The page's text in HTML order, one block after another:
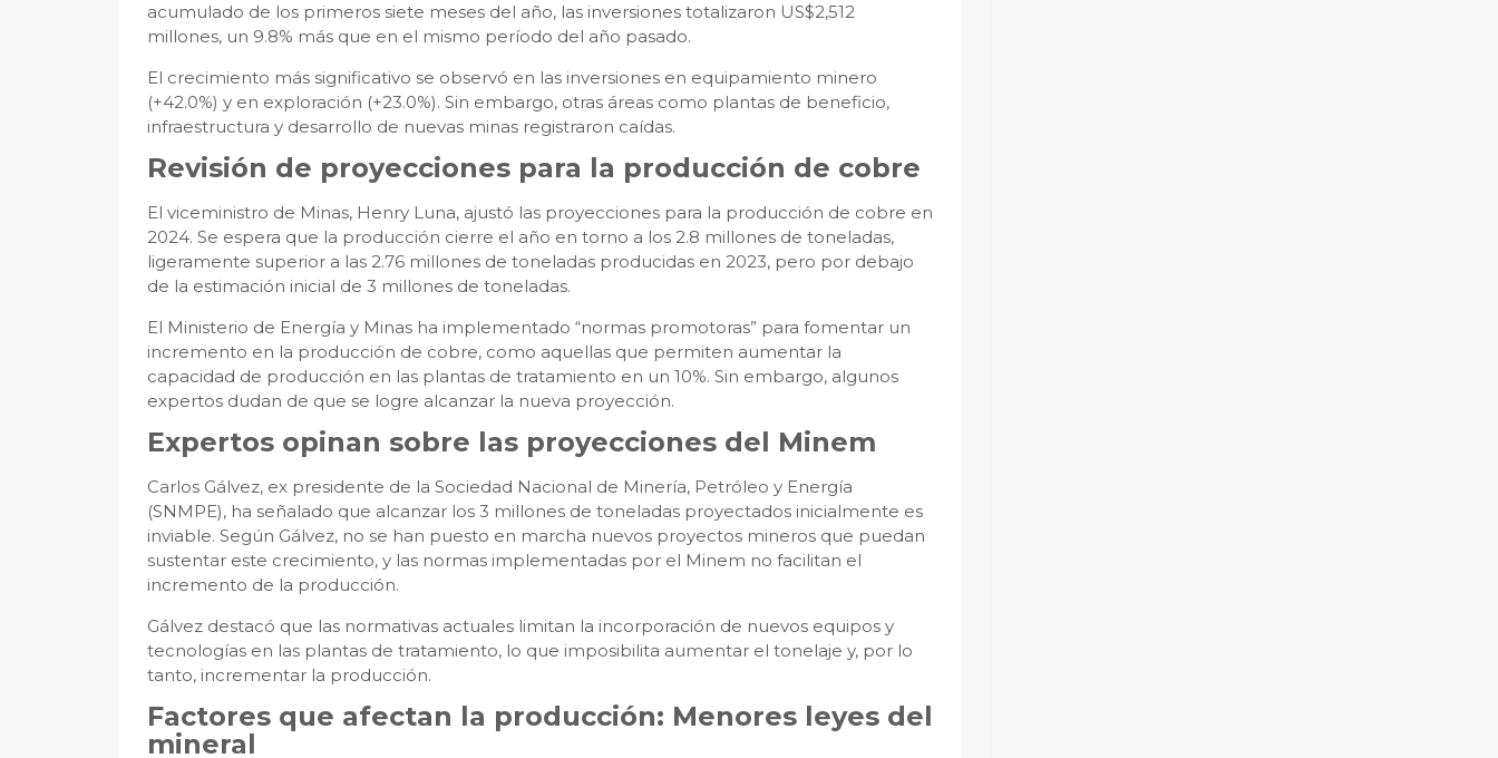
acumulado de los primeros siete meses del año, las inversiones totalizaron US$2,512
millones, un 9.8% más que en el mismo período del año pasado.
El crecimiento más significativo se observó en las inversiones en equipamiento minero
(+42.0%) y en exploración (+23.0%). Sin embargo, otras áreas como plantas de beneficio,
infraestructura y desarrollo de nuevas minas registraron caídas.
Revisión de proyecciones para la producción de cobre
El viceministro de Minas, Henry Luna, ajustó las proyecciones para la producción de cobre en
2024. Se espera que la producción cierre el año en torno a los 2.8 millones de toneladas,
ligeramente superior a las 2.76 millones de toneladas producidas en 2023, pero por debajo
de la estimación inicial de 3 millones de toneladas.
El Ministerio de Energía y Minas ha implementado “normas promotoras” para fomentar un
incremento en la producción de cobre, como aquellas que permiten aumentar la
capacidad de producción en las plantas de tratamiento en un 10%. Sin embargo, algunos
expertos dudan de que se logre alcanzar la nueva proyección.
Expertos opinan sobre las proyecciones del Minem
Carlos Gálvez, ex presidente de la Sociedad Nacional de Minería, Petróleo y Energía
(SNMPE), ha señalado que alcanzar los 3 millones de toneladas proyectados inicialmente es
inviable. Según Gálvez, no se han puesto en marcha nuevos proyectos mineros que puedan
sustentar este crecimiento, y las normas implementadas por el Minem no facilitan el
incremento de la producción.
Gálvez destacó que las normativas actuales limitan la incorporación de nuevos equipos y
tecnologías en las plantas de tratamiento, lo que imposibilita aumentar el tonelaje y, por lo
tanto, incrementar la producción.
Factores que afectan la producción: Menores leyes del
mineral